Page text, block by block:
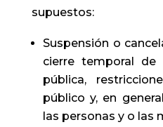
supuestos:
Suspensión o
cierre temporal de
pública,
público y, en
las personas y o las